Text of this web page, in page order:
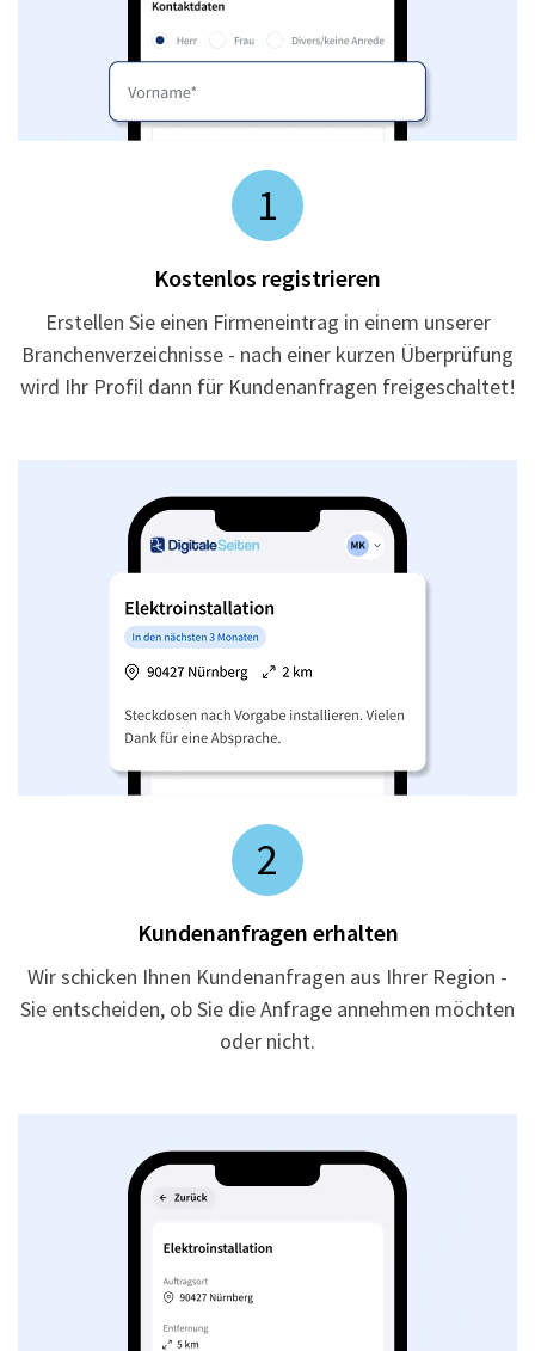
1
Kostenlos registrieren
Erstellen Sie einen Firmeneintrag in einem unserer
Branchenverzeichnisse - nach einer kurzen Überprüfung
wird Ihr Profil dann für Kundenanfragen freigeschaltet!
2
Kundenanfragen erhalten
Wir schicken Ihnen Kundenanfragen aus Ihrer Region -
Sie entscheiden, ob Sie die Anfrage annehmen möchten
oder nicht.